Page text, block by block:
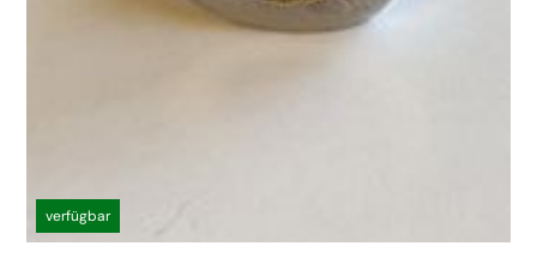
verfügbar